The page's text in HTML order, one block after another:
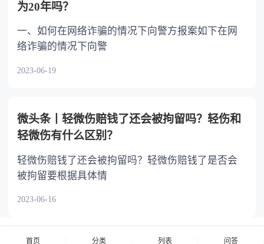
为20年吗？
一、如何在网络诈骗的情况下向警方报案如下在网
络诈骗的情况下向警
2023-06-19
微头条丨轻微伤赔钱了还会被拘留吗？轻伤和
轻微伤有什么区别？
轻微伤赔钱了还会被拘留吗？轻微伤赔钱了是否会
被拘留要根据具体情
2023-06-16
首页 分类 列表 问答